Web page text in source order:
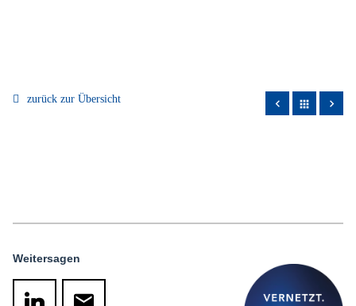
zurück zur Übersicht apps
Weitersagen